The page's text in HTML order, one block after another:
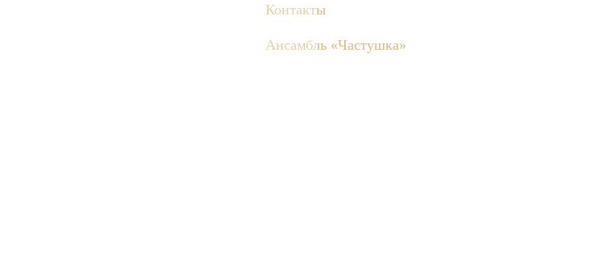
Контакты
Ансамбль «Частушка»